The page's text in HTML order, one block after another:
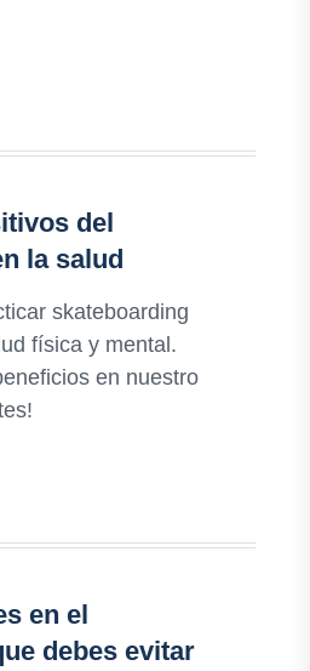
del
la salud
skateboarding
física y mental.
en nuestro
en el
debes evitar